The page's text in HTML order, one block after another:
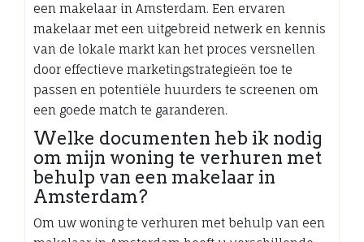
een makelaar in Amsterdam. Een ervaren
makelaar met een uitgebreid netwerk en kennis
van de lokale markt kan het proces versnellen
door effectieve marketingstrategieën toe te
passen en potentiële huurders te screenen om
een goede match te garanderen.
Welke documenten heb ik nodig
om mijn woning te verhuren met
behulp van een makelaar in
Amsterdam?
Om uw woning te verhuren met behulp van een